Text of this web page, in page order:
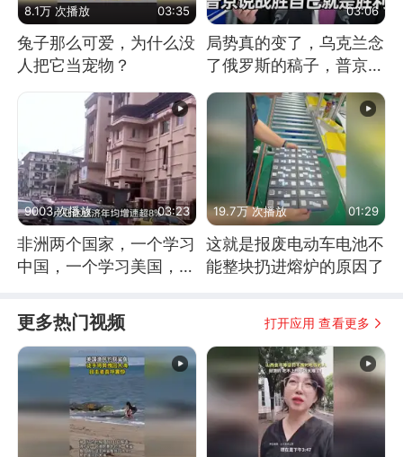
8.1万 次播放 03:35
兔子那么可爱，为什么没
人把它当宠物？
03:06
局势真的变了，乌克兰念
了俄罗斯的稿子，普京说
9003 次播放 03:23
非洲两个国家，一个学习
中国，一个学习美国，结
19.7万 次播放 01:29
这就是报废电动车电池不
能整块扔进熔炉的原因了
更多热门视频 打开应用 查看更多